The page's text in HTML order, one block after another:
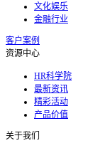
文化娱乐
金融行业
客户案例
资源中心
HR科学院
最新资讯
精彩活动
产品价值
关于我们